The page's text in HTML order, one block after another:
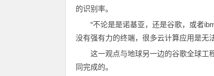
的识别率。
“不论是是诺基亚，还是谷歌，或者
没有强有力的终端，很多云计算应用是无
这一观点与地球另一边的谷歌全球工
同完成的。